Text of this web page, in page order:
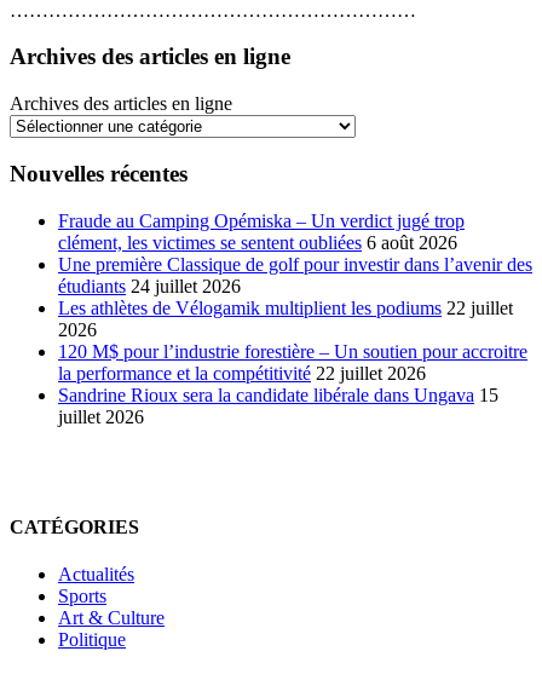
………………………………………………………
Archives des articles en ligne
Archives des articles en ligne
Nouvelles récentes
Fraude au Camping Opémiska – Un verdict jugé trop
clément, les victimes se sentent oubliées 6 août 2026
Une première Classique de golf pour investir dans l’avenir des
étudiants 24 juillet 2026
Les athlètes de Vélogamik multiplient les podiums 22 juillet
2026
120 M$ pour l’industrie forestière – Un soutien pour accroitre
la performance et la compétitivité 22 juillet 2026
Sandrine Rioux sera la candidate libérale dans Ungava 15
juillet 2026
CATÉGORIES
Actualités
Sports
Art & Culture
Politique